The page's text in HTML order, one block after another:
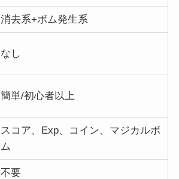
消去系+ボム発生系
なし
簡単/初心者以上
スコア、Exp、コイン、マジカルボ
ム
不要